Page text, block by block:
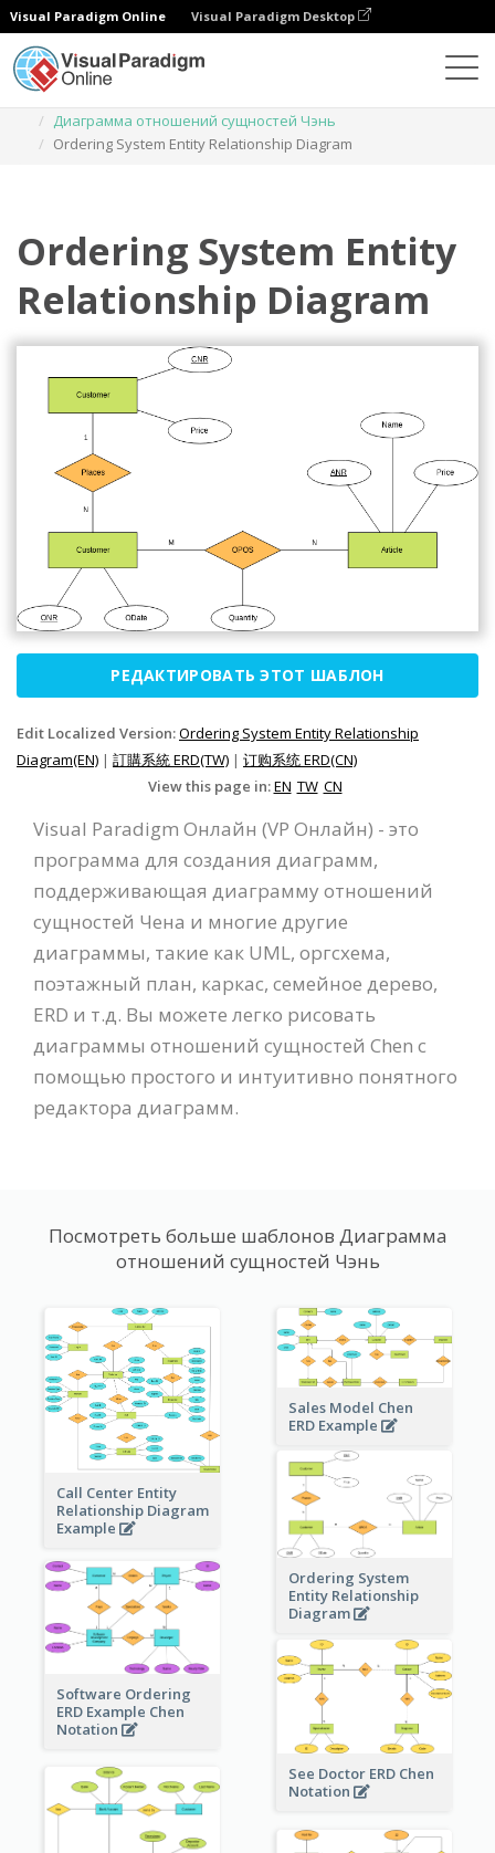
Visual Paradigm Online Visual Paradigm Desktop
Диаграмма отношений сущностей Чэнь
Ordering System Entity Relationship Diagram
Ordering System Entity
Relationship Diagram
РЕДАКТИРОВАТЬ ЭТОТ ШАБЛОН
Edit Localized Version:Ordering System Entity Relationship
Diagram(EN) | 訂購系統 ERD(TW) | 订购系统 ERD(CN)
View this page in:EN TW CN
Visual Paradigm Онлайн (VP Онлайн) - это
программа для создания диаграмм,
поддерживающая диаграмму отношений
сущностей Чена и многие другие
диаграммы, такие как UML, оргсхема,
поэтажный план, каркас, семейное дерево,
ERD и т.д. Вы можете легко рисовать
диаграммы отношений сущностей Chen с
помощью простого и интуитивно понятного
редактора диаграмм.
Посмотреть больше шаблонов Диаграмма
отношений сущностей Чэнь
Call Center Entity
Relationship Diagram
Example
Sales Model Chen
ERD Example
Ordering System
Entity Relationship
Diagram
Software Ordering
ERD Example Chen
Notation
See Doctor ERD Chen
Notation